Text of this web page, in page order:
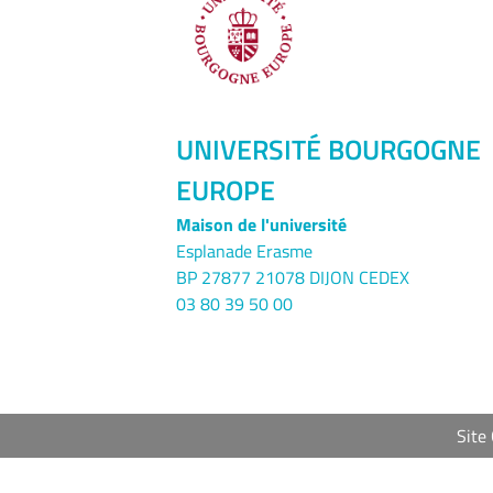
UNIVERSITÉ BOURGOGNE
EUROPE
Maison de l'université
Esplanade Erasme
BP 27877 21078 DIJON CEDEX
03 80 39 50 00
Site